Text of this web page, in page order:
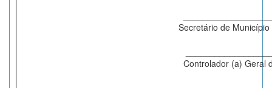
Secretário de
Controlador (a) Geral